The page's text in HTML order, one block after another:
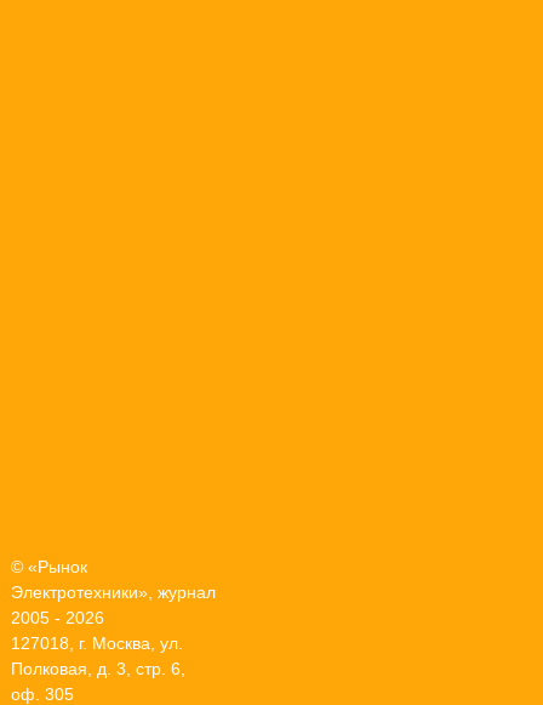
© «Рынок
Электротехники», журнал
2005 - 2026
127018, г. Москва, ул.
Полковая, д. 3, стр. 6,
оф. 305